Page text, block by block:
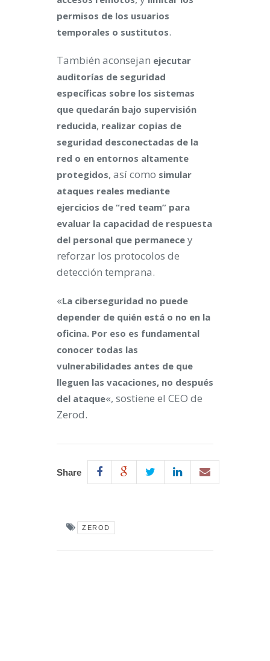
permisos de los usuarios
temporales o sustitutos.
También aconsejan ejecutar
auditorías de seguridad
específicas sobre los sistemas
que quedarán bajo supervisión
reducida, realizar copias de
seguridad desconectadas de la
red o en entornos altamente
protegidos, así como simular
ataques reales mediante
ejercicios de “red team” para
evaluar la capacidad de respuesta
del personal que permanece y
reforzar los protocolos de
detección temprana.
«La ciberseguridad no puede
depender de quién está o no en la
oficina. Por eso es fundamental
conocer todas las
vulnerabilidades antes de que
lleguen las vacaciones, no después
del ataque«, sostiene el CEO de
Zerod.
Share
ZEROD